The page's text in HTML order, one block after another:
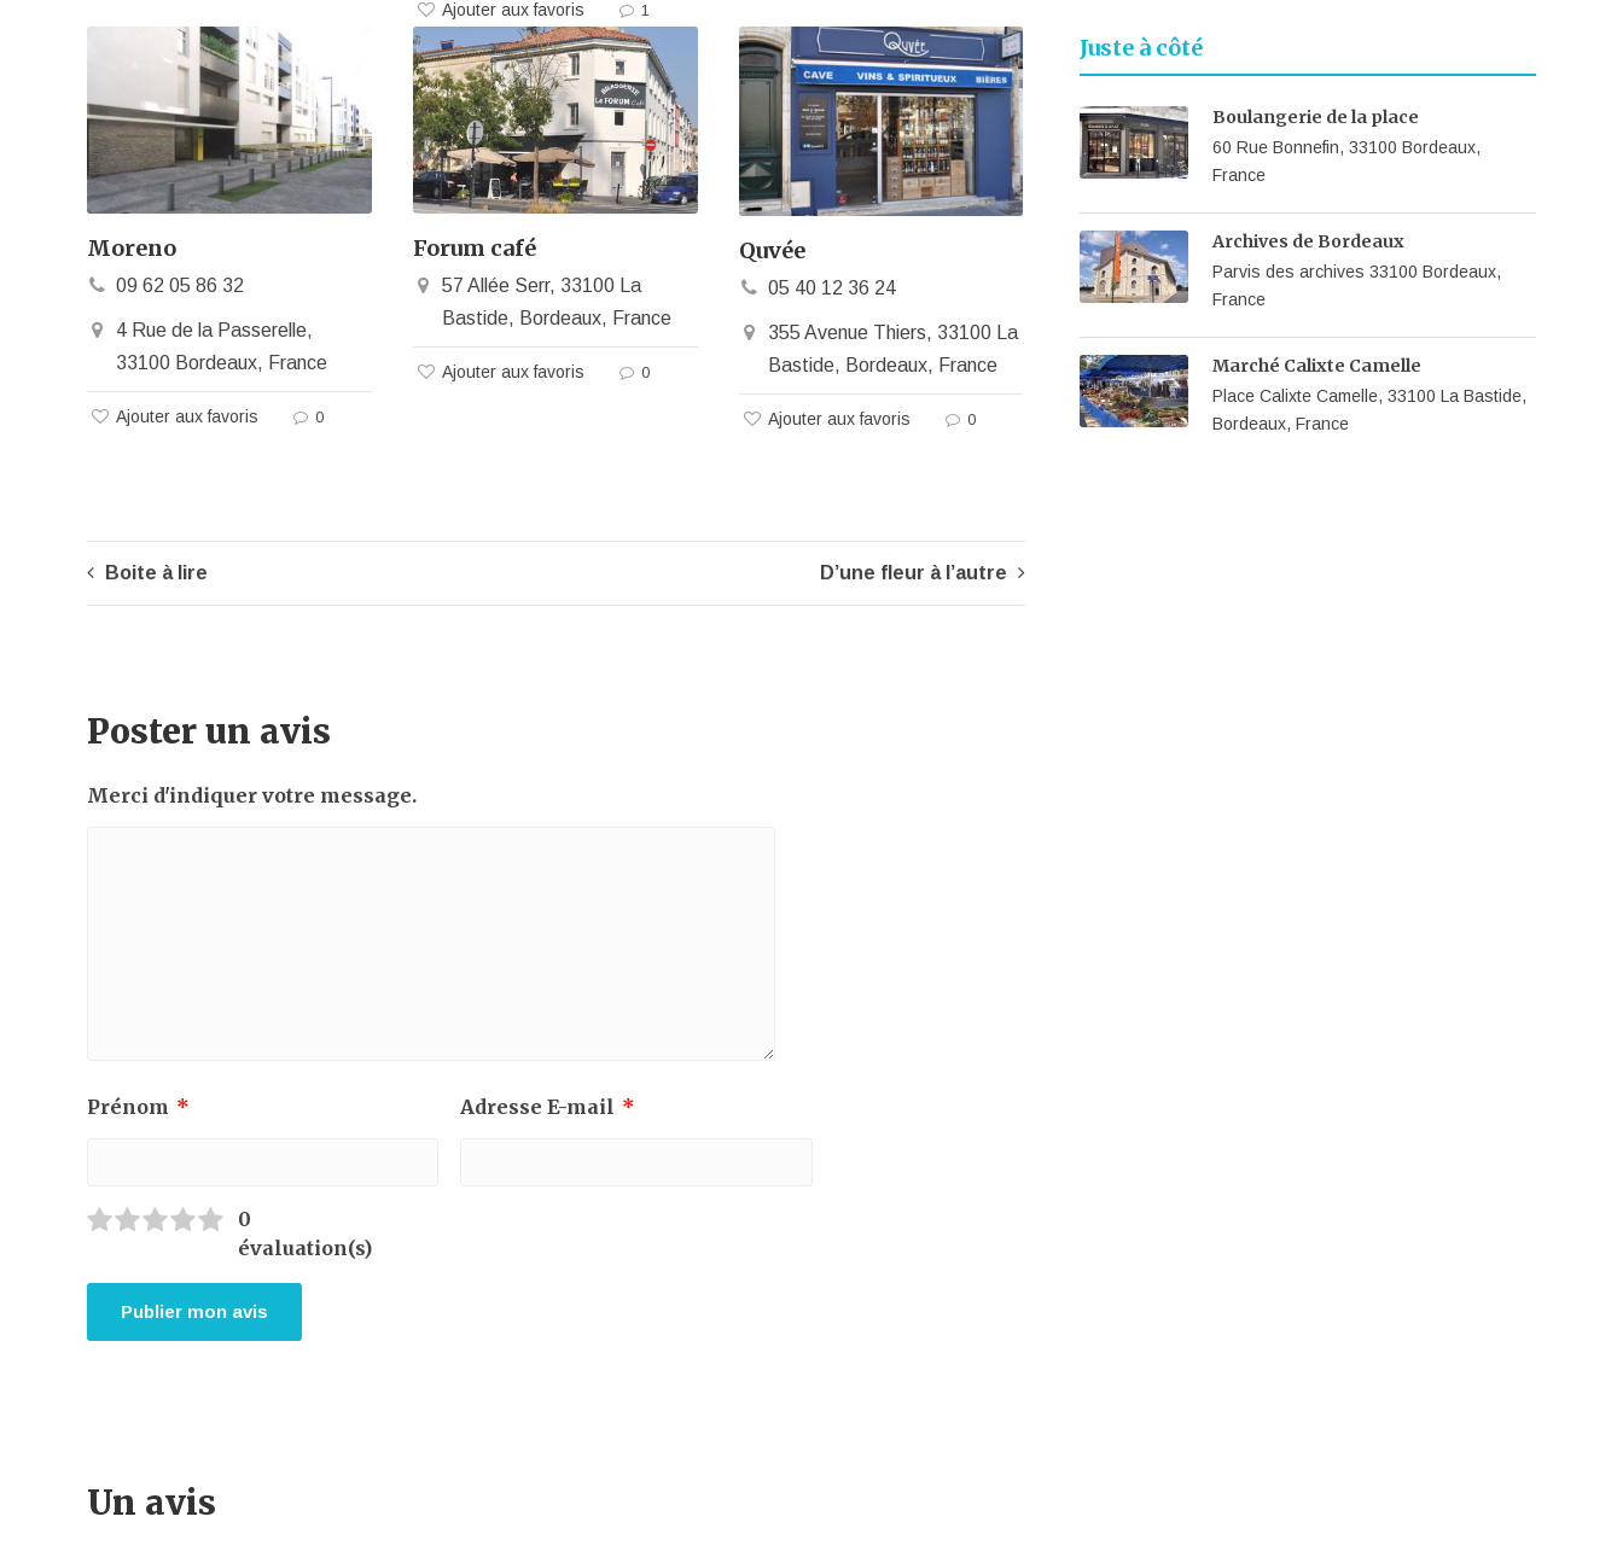
Ajouter aux favoris 1
Moreno
09 62 05 86 32
4 Rue de la Passerelle,
33100 Bordeaux, France
Ajouter aux favoris 0
Forum café
57 Allée Serr, 33100 La
Bastide, Bordeaux, France
Ajouter aux favoris 0
Quvée
05 40 12 36 24
355 Avenue Thiers, 33100 La
Bastide, Bordeaux, France
Ajouter aux favoris 0
Boite à lire D’une fleur à l’autre
Poster un avis
Merci d'indiquer votre message.
Prénom * Adresse E-mail *
0
évaluation(s)
Un avis
Juste à côté
Boulangerie de la place
60 Rue Bonnefin, 33100 Bordeaux,
France
Archives de Bordeaux
Parvis des archives 33100 Bordeaux,
France
Marché Calixte Camelle
Place Calixte Camelle, 33100 La Bastide,
Bordeaux, France